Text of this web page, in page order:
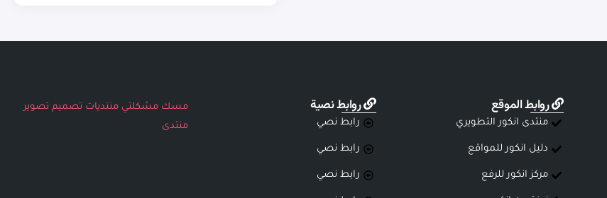
روابط الموقع
منتدى انكور التطويري
دليل انكور للمواقع
مركز انكور للرفع
روابط نصية
رابط نصي
رابط نصي
رابط نصي
مسك مشكلتي منتديات تصميم تصوير
منتدى